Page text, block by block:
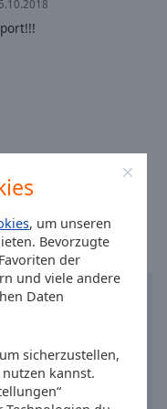
, um unseren
Bevorzugte
der
und viele andere
Daten
sicherzustellen,
kannst.